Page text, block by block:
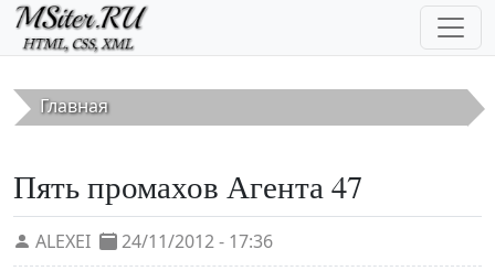
Перейти к основному содержанию
Главная
Пять промахов Агента 47
ALEXEI 24/11/2012 - 17:36